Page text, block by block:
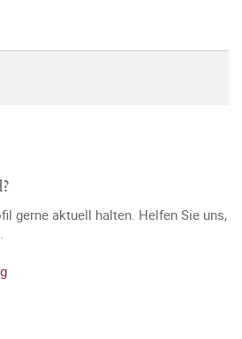
gerne aktuell halten. Helfen Sie uns,